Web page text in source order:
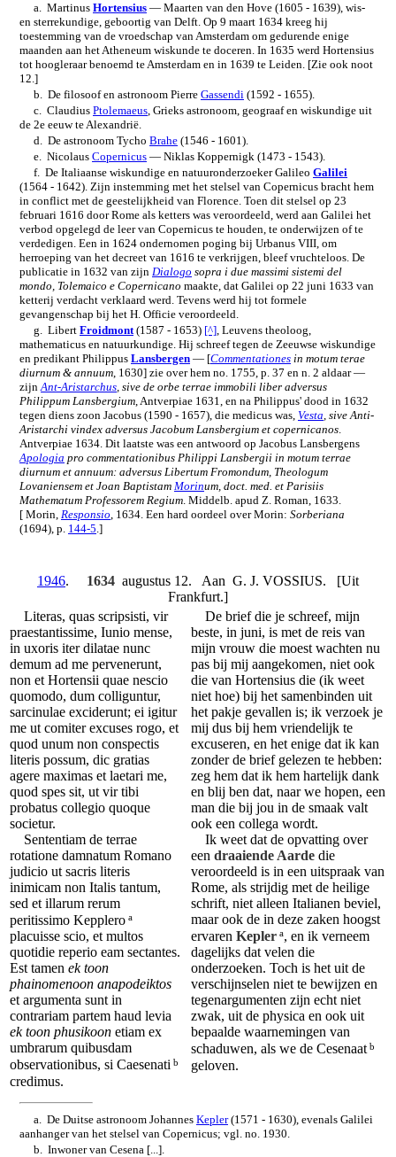
a. Martinus Hortensius — Maarten van den Hove (1605 - 1639), wis-
en sterrekundige, geboortig van Delft. Op 9 maart 1634 kreeg hij
toestemming van de vroedschap van Amsterdam om gedurende enige
maanden aan het Atheneum wiskunde te doceren. In 1635 werd Hortensius
tot hoogleraar benoemd te Amsterdam en in 1639 te Leiden. [Zie ook noot
12.]
b. De filosoof en astronoom Pierre Gassendi (1592 - 1655).
c. Claudius Ptolemaeus, Grieks astronoom, geograaf en wiskundige uit
de 2e eeuw te Alexandrië.
d. De astronoom Tycho Brahe (1546 - 1601).
e. Nicolaus Copernicus — Niklas Koppernigk (1473 - 1543).
f. De Italiaanse wiskundige en natuuronderzoeker Galileo Galilei
(1564 - 1642). Zijn instemming met het stelsel van Copernicus bracht hem
in conflict met de geestelijkheid van Florence. Toen dit stelsel op 23
februari 1616 door Rome als ketters was veroordeeld, werd aan Galilei het
verbod opgelegd de leer van Copernicus te houden, te onderwijzen of te
verdedigen. Een in 1624 ondernomen poging bij Urbanus VIII, om
herroeping van het decreet van 1616 te verkrijgen, bleef vruchteloos. De
publicatie in 1632 van zijn Dialogo sopra i due massimi sistemi del
mondo, Tolemaico e Copernicano maakte, dat Galilei op 22 juni 1633 van
ketterij verdacht verklaard werd. Tevens werd hij tot formele
gevangenschap bij het H. Officie veroordeeld.
g. Libert Froidmont(1587 - 1653) [^], Leuvens theoloog,
mathematicus en natuurkundige. Hij schreef tegen de Zeeuwse wiskundige
en predikant Philippus Lansbergen — [Commentationes in motum terae
diurnum & annuum, 1630] zie over hem no. 1755, p. 37 en n. 2 aldaar —
zijnAnt-Aristarchus, sive de orbe terrae immobili liber adversus
Philippum Lansbergium, Antverpiae 1631, en na Philippus' dood in 1632
tegen diens zoon Jacobus (1590 - 1657), die medicus was, Vesta, sive Anti-
Aristarchi vindex adversus Jacobum Lansbergium et copernicanos.
Antverpiae 1634. Dit laatste was een antwoord op Jacobus Lansbergens
Apologia pro commentationibus Philippi Lansbergii in motum terrae
diurnum et annuum: adversus Libertum Fromondum, Theologum
Lovaniensem et Joan Baptistam Morinum, doct. med. et Parisiis
Mathematum Professorem Regium. Middelb. apud Z. Roman, 1633.
[ Morin, Responsio, 1634. Een hard oordeel over Morin: Sorberiana
(1694), p. 144-5.]
1946. 1634 augustus 12. Aan G. J. VOSSIUS. [Uit
Frankfurt.]
Literas, quas scripsisti, vir
praestantissime, Iunio mense,
in uxoris iter dilatae nunc
demum ad me pervenerunt,
non et Hortensii quae nescio
quomodo, dum colliguntur,
sarcinulae exciderunt; ei igitur
me ut comiter excuses rogo, et
quod unum non conspectis
literis possum, dic gratias
agere maximas et laetari me,
quod spes sit, ut vir tibi
probatus collegio quoque
societur.
Sententiam de terrae
rotatione damnatum Romano
judicio ut sacris literis
inimicam non Italis tantum,
sed et illarum rerum
peritissimo Kepplero a
placuisse scio, et multos
quotidie reperio eam sectantes.
Est tamen ek toon
phainomenoon anapodeiktos
et argumenta sunt in
contrariam partem haud levia
ek toon phusikoon etiam ex
umbrarum quibusdam
observationibus, si Caesenati b
credimus.
De brief die je schreef, mijn
beste, in juni, is met de reis van
mijn vrouw die moest wachten nu
pas bij mij aangekomen, niet ook
die van Hortensius die (ik weet
niet hoe) bij het samenbinden uit
het pakje gevallen is; ik verzoek je
mij dus bij hem vriendelijk te
excuseren, en het enige dat ik kan
zonder de brief gelezen te hebben:
zeg hem dat ik hem hartelijk dank
en blij ben dat, naar we hopen, een
man die bij jou in de smaak valt
ook een collega wordt.
Ik weet dat de opvatting over
een draaiende Aarde die
veroordeeld is in een uitspraak van
Rome, als strijdig met de heilige
schrift, niet alleen Italianen beviel,
maar ook de in deze zaken hoogst
ervaren Kepler a, en ik verneem
dagelijks dat velen die
onderzoeken. Toch is het uit de
verschijnselen niet te bewijzen en
tegenargumenten zijn echt niet
zwak, uit de physica en ook uit
bepaalde waarnemingen van
schaduwen, als we de Cesenaat b
geloven.
a. De Duitse astronoom Johannes Kepler(1571 - 1630), evenals Galilei
aanhanger van het stelsel van Copernicus; vgl. no. 1930.
b. Inwoner van Cesena [...].